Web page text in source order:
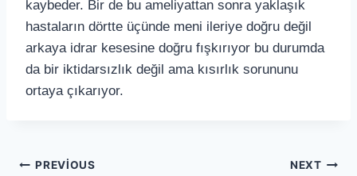
kaybeder. Bir de bu ameliyattan sonra yaklaşık
hastaların dörtte üçünde meni ileriye doğru değil
arkaya idrar kesesine doğru fışkırıyor bu durumda
da bir iktidarsızlık değil ama kısırlık sorununu
ortaya çıkarıyor.
PREVIOUS NEXT